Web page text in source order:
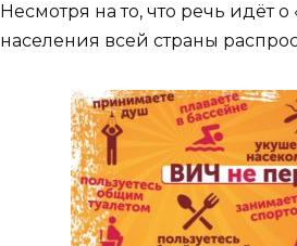
Несмотря на то, что речь идёт
населения всей страны